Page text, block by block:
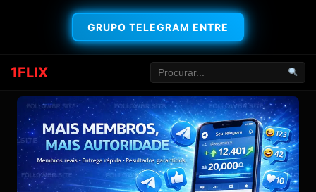
GRUPO TELEGRAM ENTRE
1FLIX